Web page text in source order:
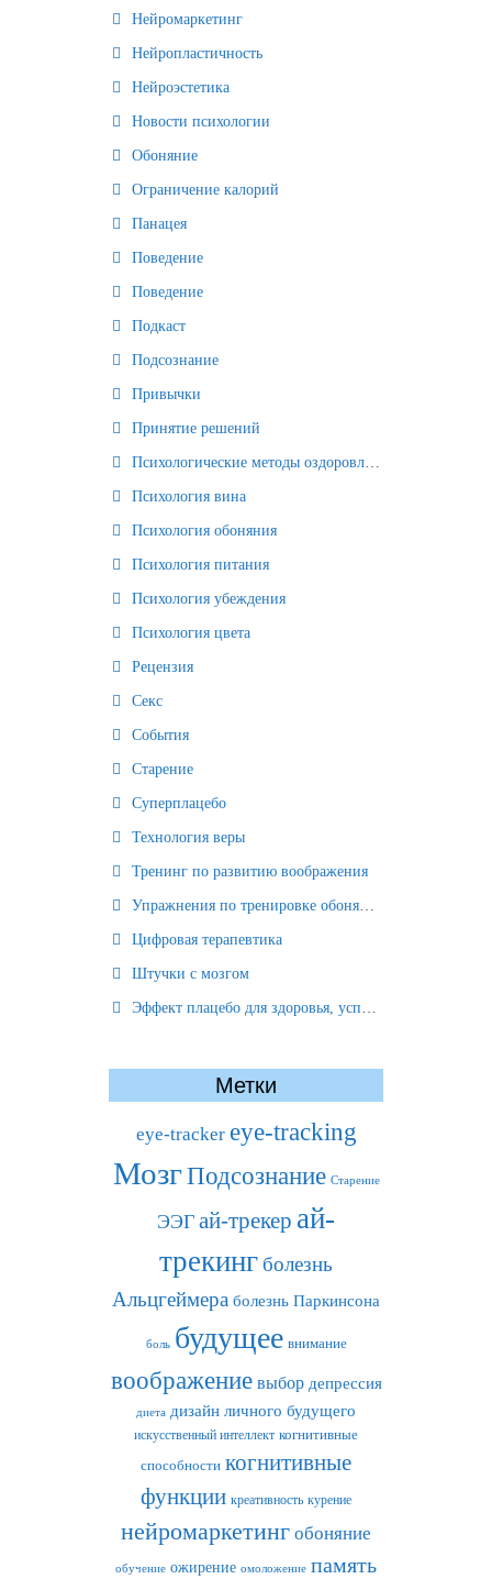
Нейромаркетинг
Нейропластичность
Нейроэстетика
Новости психологии
Обоняние
Ограничение калорий
Панацея
Поведение
Поведение
Подкаст
Подсознание
Привычки
Принятие решений
Психологические методы оздоровления и омоложения
Психология вина
Психология обоняния
Психология питания
Психология убеждения
Психология цвета
Рецензия
Секс
События
Старение
Суперплацебо
Технология веры
Тренинг по развитию воображения
Упражнения по тренировке обоняния
Цифровая терапевтика
Штучки с мозгом
Эффект плацебо для здоровья, успеха и отношений
Метки
eye-tracker eye-tracking
МозгПодсознание Старение
ЭЭГ ай-трекер ай-
трекинг болезнь
Альцгеймера болезнь Паркинсона
боль будущее внимание
воображение выбор депрессия
диета дизайн личного будущего
искусственный интеллект когнитивные
способности когнитивные
функции креативность курение
нейромаркетинг обоняние
обучение ожирение омоложение память